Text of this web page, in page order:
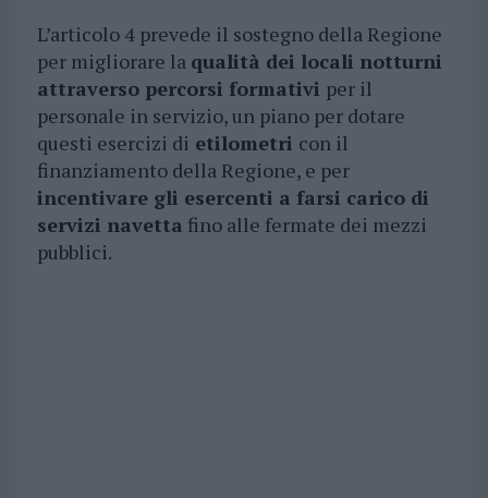
L’articolo 4 prevede il sostegno della Regione
per migliorare la qualità dei locali notturni
attraverso percorsi formativi per il
personale in servizio, un piano per dotare
questi esercizi di etilometri con il
finanziamento della Regione, e per
incentivare gli esercenti a farsi carico di
servizi navetta fino alle fermate dei mezzi
pubblici.